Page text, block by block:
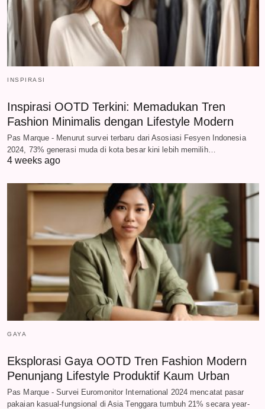
INSPIRASI
Inspirasi OOTD Terkini: Memadukan Tren
Fashion Minimalis dengan Lifestyle Modern
Pas Marque - Menurut survei terbaru dari Asosiasi Fesyen Indonesia
2024, 73% generasi muda di kota besar kini lebih memilih…
4 weeks ago
GAYA
Eksplorasi Gaya OOTD Tren Fashion Modern
Penunjang Lifestyle Produktif Kaum Urban
Pas Marque - Survei Euromonitor International 2024 mencatat pasar
pakaian kasual-fungsional di Asia Tenggara tumbuh 21% secara year-